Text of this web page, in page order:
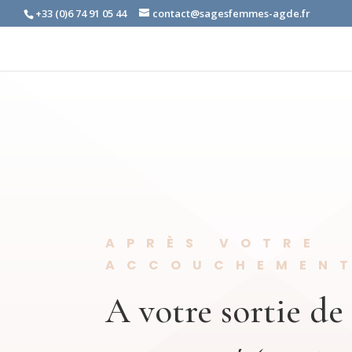
+33 (0)6 74 91 05 44 contact@sagesfemmes-agde.fr
APRÈS VOTRE
A votre sortie de